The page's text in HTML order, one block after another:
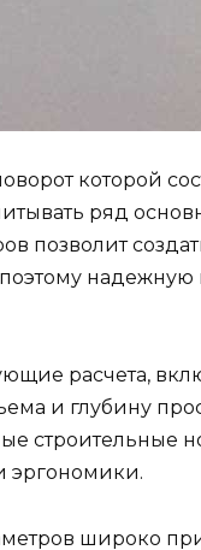
которой
ряд
позволит
расчета,
и глубину
строительные
эргономики.
широко